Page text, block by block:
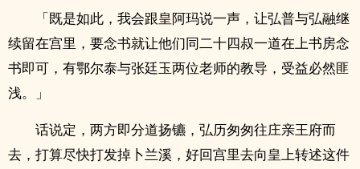
「既是如此，我会跟皇阿玛说一声，让弘普与弘融继
续留在宫里，要念书就让他们同二十四叔一道在上书房念
书即可，有鄂尔泰与张廷玉两位老师的教导，受益必然匪
浅。」
话说定，两方即分道扬镳，弘历匆匆往庄亲王府而
去，打算尽快打发掉卜兰溪，好回宫里去向皇上转述这件